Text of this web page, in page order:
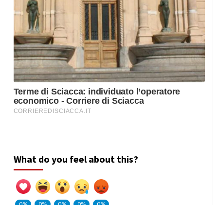
What do you feel about this?